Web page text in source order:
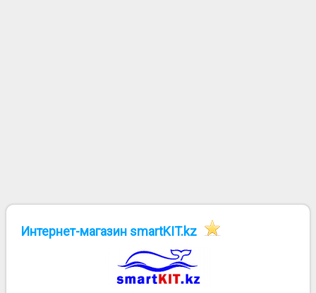
Интернет-магазин smartKIT.kz